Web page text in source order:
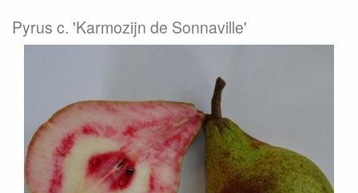
Pyrus c. 'Karmozijn de Sonnaville'